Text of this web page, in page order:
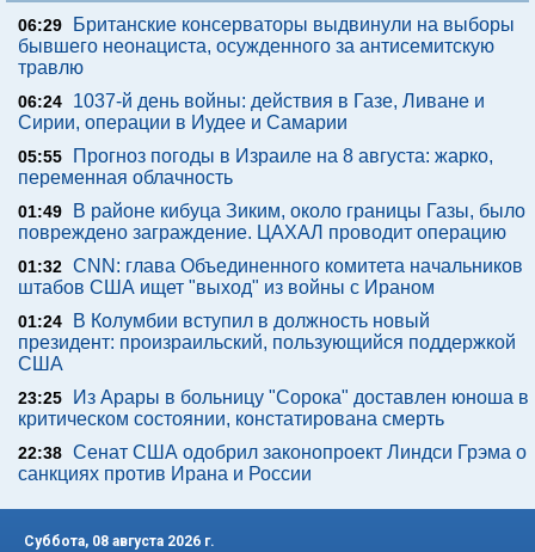
06:29
Британские консерваторы выдвинули на выборы
бывшего неонациста, осужденного за антисемитскую
травлю
06:24
1037-й день войны: действия в Газе, Ливане и
Сирии, операции в Иудее и Самарии
05:55
Прогноз погоды в Израиле на 8 августа: жарко,
переменная облачность
01:49
В районе кибуца Зиким, около границы Газы, было
повреждено заграждение. ЦАХАЛ проводит операцию
01:32 CNN: глава Объединенного комитета начальников
штабов США ищет "выход" из войны с Ираном
01:24
В Колумбии вступил в должность новый
президент: произраильский, пользующийся поддержкой
США
23:25
Из Арары в больницу "Сорока" доставлен юноша в
критическом состоянии, констатирована смерть
22:38 Сенат США одобрил законопроект Линдси Грэма о
санкциях против Ирана и России
Суббота, 08 августа 2026 г.